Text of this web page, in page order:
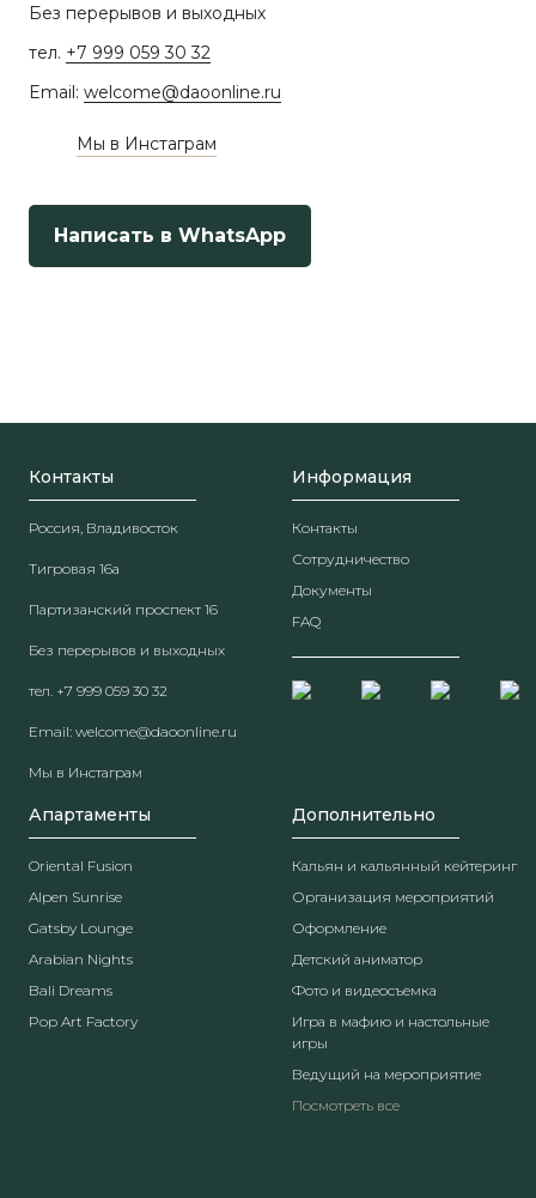
Без перерывов и выходных
тел. +7 999 059 30 32
Email: welcome@daoonline.ru
Мы в Инстаграм
Написать в WhatsApp
Контакты
Россия, Владивосток
Тигровая 16а
Партизанский проспект 16
Без перерывов и выходных
тел. +7 999 059 30 32
Email: welcome@daoonline.ru
Мы в Инстаграм
Информация
Контакты
Сотрудничество
Документы
FAQ
Апартаменты
Oriental Fusion
Alpen Sunrise
Gatsby Lounge
Arabian Nights
Bali Dreams
Pop Art Factory
Дополнительно
Кальян и кальянный кейтеринг
Организация мероприятий
Оформление
Детский аниматор
Фото и видеосъемка
Игра в мафию и настольные
игры
Ведущий на мероприятие
Посмотреть все